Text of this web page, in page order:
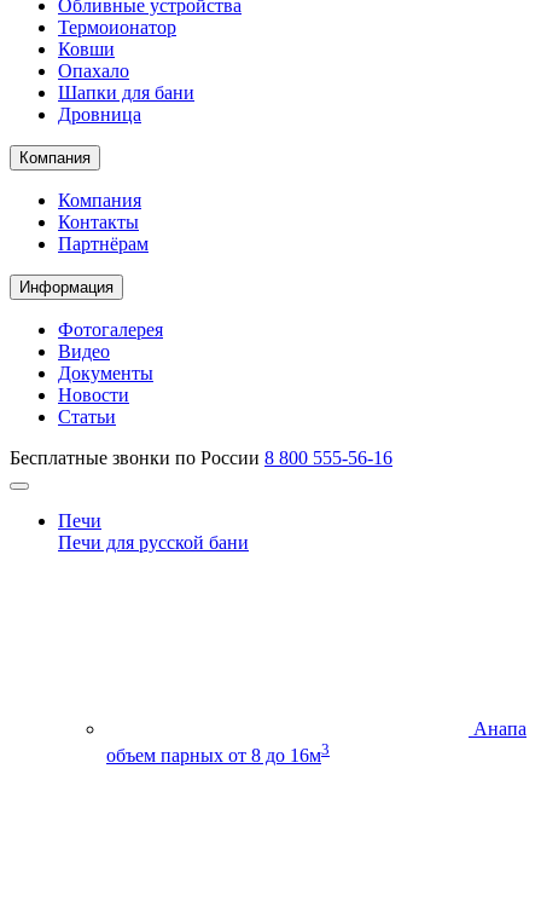
Обливные устройства
Термоионатор
Ковши
Опахало
Шапки для бани
Дровница
Компания
Компания
Контакты
Партнёрам
Информация
Фотогалерея
Видео
Документы
Новости
Статьи
Бесплатные звонки по России 8 800 555-56-16
Печи
Печи для русской бани
Анапа
объем парных от 8 до 16м3